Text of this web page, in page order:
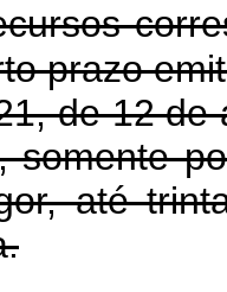
prazo
de 12
somente
até